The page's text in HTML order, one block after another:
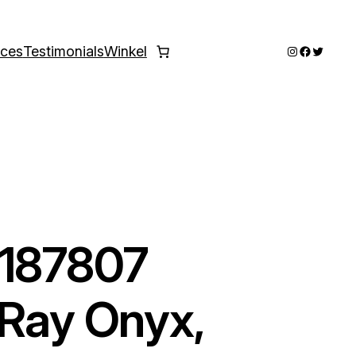
TestimonialsWinkel Instagram
Twitter
Onyx,